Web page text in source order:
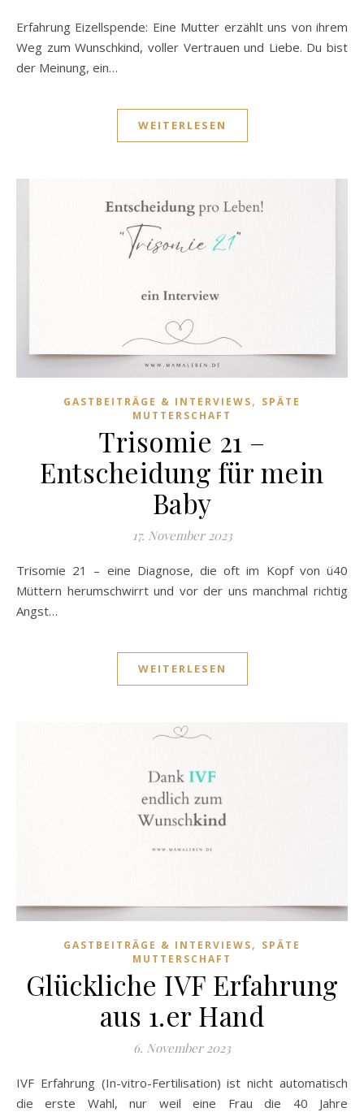
Erfahrung Eizellspende: Eine Mutter erzählt uns von ihrem
Weg zum Wunschkind, voller Vertrauen und Liebe. Du bist
der Meinung, ein…
WEITERLESEN
GASTBEITRÄGE & INTERVIEWS, SPÄTE
MUTTERSCHAFT
Trisomie 21 –
Entscheidung für mein
Baby
17. November 2023
Trisomie 21 – eine Diagnose, die oft im Kopf von ü40
Müttern herumschwirrt und vor der uns manchmal richtig
Angst…
WEITERLESEN
GASTBEITRÄGE & INTERVIEWS, SPÄTE
MUTTERSCHAFT
Glückliche IVF Erfahrung
aus 1.er Hand
6. November 2023
IVF Erfahrung (In-vitro-Fertilisation) ist nicht automatisch
die erste Wahl, nur weil eine Frau die 40 Jahre